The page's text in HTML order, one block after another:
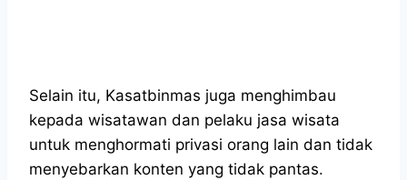
Selain itu, Kasatbinmas juga menghimbau
kepada wisatawan dan pelaku jasa wisata
untuk menghormati privasi orang lain dan tidak
menyebarkan konten yang tidak pantas.